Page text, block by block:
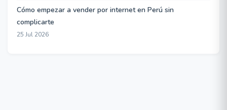
Cómo empezar a vender por internet en Perú sin
complicarte
25 Jul 2026